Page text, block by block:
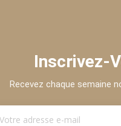
Inscrivez-
Recevez chaque semaine